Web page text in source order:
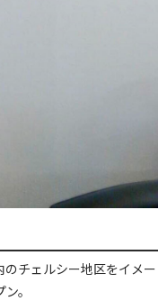
チェルシー地区をイメー
。